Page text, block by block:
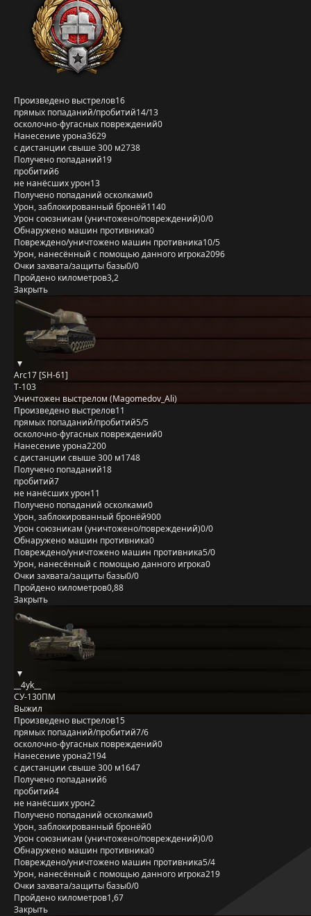
Произведено выстрелов16
прямых попаданий/пробитий14/13
осколочно-фугасных повреждений0
Нанесение урона3629
с дистанции свыше 300 м2738
Получено попаданий19
пробитий6
не нанёсших урон13
Получено попаданий осколками0
Урон, заблокированный бронёй1140
Урон союзникам (уничтожено/повреждений)0/0
Обнаружено машин противника0
Повреждено/уничтожено машин противника10/5
Урон, нанесённый с помощью данного игрока2096
Очки захвата/защиты базы0/0
Пройдено километров3,2
Закрыть
Arc17 [SH-61]
Т-103
Уничтожен выстрелом (Magomedov_Ali)
Произведено выстрелов11
прямых попаданий/пробитий5/5
осколочно-фугасных повреждений0
Нанесение урона2200
с дистанции свыше 300 м1748
Получено попаданий18
пробитий7
не нанёсших урон11
Получено попаданий осколками0
Урон, заблокированный бронёй900
Урон союзникам (уничтожено/повреждений)0/0
Обнаружено машин противника0
Повреждено/уничтожено машин противника5/0
Урон, нанесённый с помощью данного игрока0
Очки захвата/защиты базы0/0
Пройдено километров0,88
Закрыть
__4yk__
СУ-130ПМ
Выжил
Произведено выстрелов15
прямых попаданий/пробитий7/6
осколочно-фугасных повреждений0
Нанесение урона2194
с дистанции свыше 300 м1647
Получено попаданий6
пробитий4
не нанёсших урон2
Получено попаданий осколками0
Урон, заблокированный бронёй0
Урон союзникам (уничтожено/повреждений)0/0
Обнаружено машин противника0
Повреждено/уничтожено машин противника5/4
Урон, нанесённый с помощью данного игрока219
Очки захвата/защиты базы0/0
Пройдено километров1,67
Закрыть